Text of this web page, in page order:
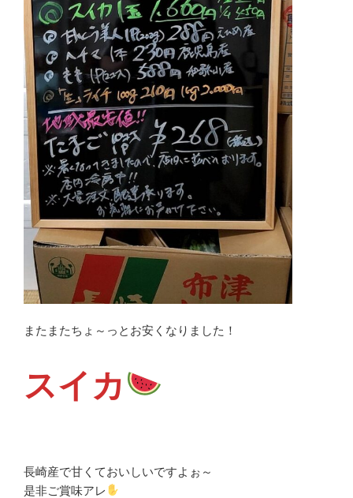
またまたちょ～っとお安くなりました！
スイカ
長崎産で甘くておいしいですよぉ～
是非ご賞味アレ